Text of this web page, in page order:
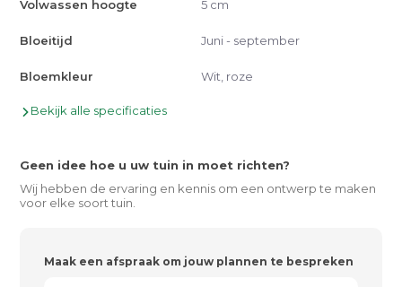
Volwassen hoogte 5 cm
Bloeitijd Juni - september
Bloemkleur Wit, roze
Bekijk alle specificaties
Geen idee hoe u uw tuin in moet richten?
Wij hebben de ervaring en kennis om een ontwerp te maken
voor elke soort tuin.
Maak een afspraak om jouw plannen te bespreken